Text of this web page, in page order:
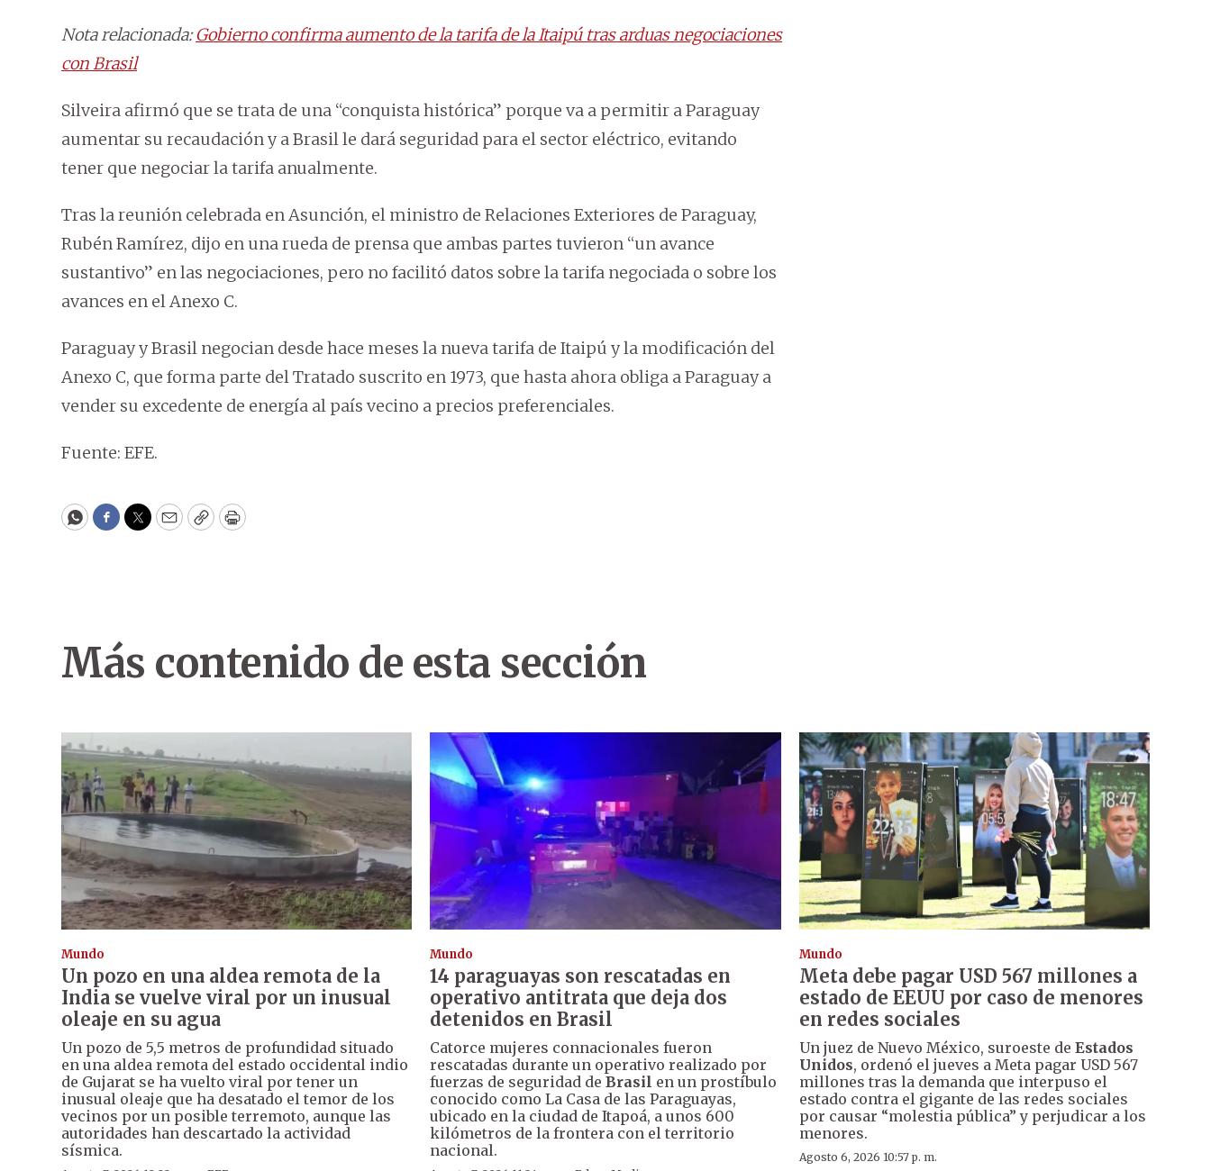
Nota relacionada:Gobierno confirma aumento de la tarifa de la Itaipú tras arduas negociaciones
con Brasil
Silveira afirmó que se trata de una “conquista histórica” porque va a permitir a Paraguay
aumentar su recaudación y a Brasil le dará seguridad para el sector eléctrico, evitando
tener que negociar la tarifa anualmente.
Tras la reunión celebrada en Asunción, el ministro de Relaciones Exteriores de Paraguay,
Rubén Ramírez, dijo en una rueda de prensa que ambas partes tuvieron “un avance
sustantivo” en las negociaciones, pero no facilitó datos sobre la tarifa negociada o sobre los
avances en el Anexo C.
Paraguay y Brasil negocian desde hace meses la nueva tarifa de Itaipú y la modificación del
Anexo C, que forma parte del Tratado suscrito en 1973, que hasta ahora obliga a Paraguay a
vender su excedente de energía al país vecino a precios preferenciales.
Fuente: EFE.
WhatsApp
Facebook
Twitter
EmailCopyPrint
Más contenido de esta sección
Mundo
Un pozo en una aldea remota de la
India se vuelve viral por un inusual
oleaje en su agua
Un pozo de 5,5 metros de profundidad situado
en una aldea remota del estado occidental indio
de Gujarat se ha vuelto viral por tener un
inusual oleaje que ha desatado el temor de los
vecinos por un posible terremoto, aunque las
autoridades han descartado la actividad
sísmica.
Mundo
14 paraguayas son rescatadas en
operativo antitrata que deja dos
detenidos en Brasil
Catorce mujeres connacionales fueron
rescatadas durante un operativo realizado por
fuerzas de seguridad deBrasil en un prostíbulo
conocido como La Casa de las Paraguayas,
ubicado en la ciudad de Itapoá, a unos 600
kilómetros de la frontera con el territorio
nacional.
Mundo
Meta debe pagar USD 567 millones a
estado de EEUU por caso de menores
en redes sociales
Un juez de Nuevo México, suroeste de Estados
Unidos, ordenó el jueves a Meta pagar USD 567
millones tras la demanda que interpuso el
estado contra el gigante de las redes sociales
por causar “molestia pública” y perjudicar a los
menores.
Agosto 6, 2026 10:57 p. m.